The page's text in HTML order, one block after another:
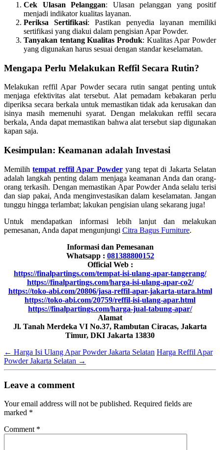
Cek Ulasan Pelanggan: Ulasan pelanggan yang positif
menjadi indikator kualitas layanan.
Periksa Sertifikasi: Pastikan penyedia layanan memiliki
sertifikasi yang diakui dalam pengisian Apar Powder.
Tanyakan tentang Kualitas Produk: Kualitas Apar Powder
yang digunakan harus sesuai dengan standar keselamatan.
Mengapa Perlu Melakukan Reffil Secara Rutin?
Melakukan reffil Apar Powder secara rutin sangat penting untuk
menjaga efektivitas alat tersebut. Alat pemadam kebakaran perlu
diperiksa secara berkala untuk memastikan tidak ada kerusakan dan
isinya masih memenuhi syarat. Dengan melakukan reffil secara
berkala, Anda dapat memastikan bahwa alat tersebut siap digunakan
kapan saja.
Kesimpulan: Keamanan adalah Investasi
Memilihtempat reffil Apar Powderyang tepat di Jakarta Selatan
adalah langkah penting dalam menjaga keamanan Anda dan orang-
orang terkasih. Dengan memastikan Apar Powder Anda selalu terisi
dan siap pakai, Anda menginvestasikan dalam keselamatan. Jangan
tunggu hingga terlambat; lakukan pengisian ulang sekarang juga!
Untuk mendapatkan informasi lebih lanjut dan melakukan
pemesanan, Anda dapat mengunjungi Citra Bagus Furniture.
Informasi dan Pemesanan
Whatsapp : 081388800152
Official Web :
https://finalpartings.com/tempat-isi-ulang-apar-tangerang/
https://finalpartings.com/harga-isi-ulang-apar-co2/
https://toko-abi.com/20806/jasa-reffil-apar-jakarta-utara.html
https://toko-abi.com/20759/reffil-isi-ulang-apar.html
https://finalpartings.com/harga-jual-tabung-apar/
Alamat
Jl. Tanah Merdeka VI No.37, Rambutan Ciracas, Jakarta
Timur, DKI Jakarta 13830
← Harga Isi Ulang Apar Powder Jakarta Selatan Harga Reffil Apar
Powder Jakarta Selatan →
Leave a comment
Your email address will not be published. Required fields are
marked *
Comment *